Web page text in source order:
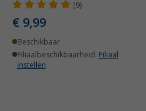
(9)
€ 9,99
Beschikbaar
Filiaalbeschikbaarheid: Filiaal
instellen